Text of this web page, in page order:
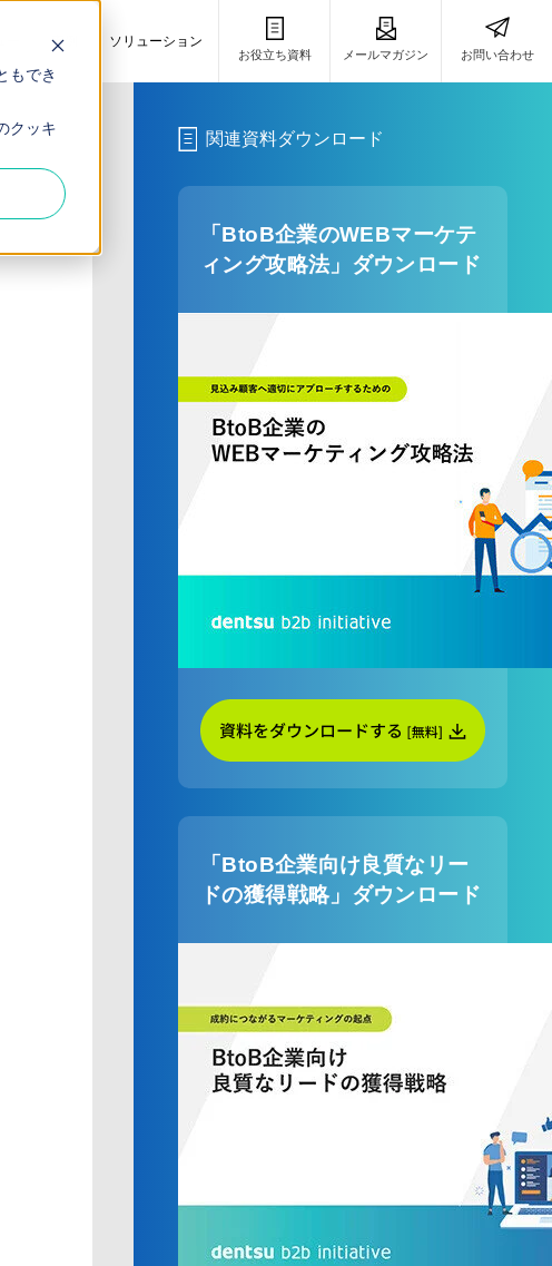
もでき
クッキ
事例 ソリューション
お役立ち資料 メールマガジン お問い合わせ
関連資料ダウンロード
「BtoB企業のWEBマーケテ
ィング攻略法」ダウンロード
「BtoB企業向け良質なリー
ドの獲得戦略」ダウンロード